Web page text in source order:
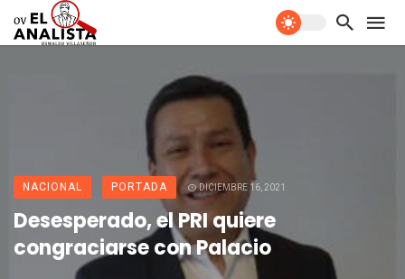
NACIONAL PORTADA DICIEMBRE 16, 2021
Desesperado, el PRI quiere
congraciarse con Palacio